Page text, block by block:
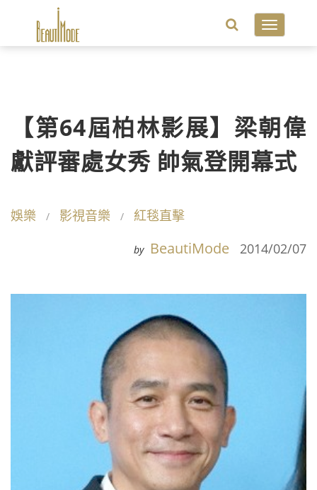
Toggle
【第64屆柏林影展】梁朝偉
獻評審處女秀 帥氣登開幕式
娛樂 影視音樂 紅毯直擊
by BeautiMode 2014/02/07